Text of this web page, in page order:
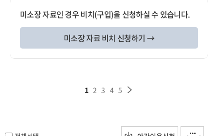
미소장 자료인 경우 비치(구입)을 신청하실 수 있습니다.
미소장 자료 비치 신청하기 →
1 2 3 4 5